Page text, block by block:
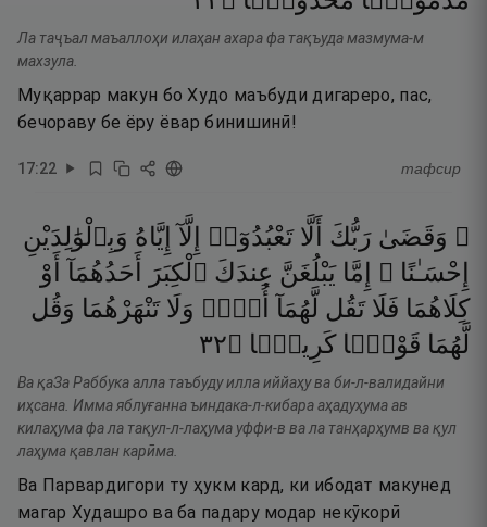
Ла таҷъал маъаллоҳи илаҳан ахара фа тақъуда мазмума-м
махзула.
Муқаррар макун бо Худо маъбуди дигареро, пас,
бечораву бе ёру ёвар бинишинӣ!
17:22 тафсир
۞ وَقَضَىٰ رَبُّكَ أَلَّا تَعْبُدُوٓا۟ إِلَّآ إِيَّاهُ وَبِٱلْوَٰلِدَيْنِ
إِحْسَـٰنًا ۚ
إِمَّا يَبْلُغَنَّ عِندَكَ ٱلْكِبَرَ أَحَدُهُمَآ
أَوْ
كِلَاهُمَا فَلَا تَقُل لَّهُمَآ أُفٍّۢ وَلَا تَنْهَرْهُمَا وَقُل
لَّهُمَا قَوْلًۭا كَرِيمًۭا ۝٢٣
Ва қаЗа Раббука алла таъбуду илла иййаҳу ва би-л-валидайни
иҳсана. Имма яблуғанна ъиндака-л-кибара аҳадуҳума ав
килаҳума фа ла тақул-л-лаҳума уффи-в ва ла танҳарҳумв ва қул
лаҳума қавлан карӣма.
Ва Парвардигори ту ҳукм кард, ки ибодат макунед
магар Худашро ва ба падару модар некӯкорӣ